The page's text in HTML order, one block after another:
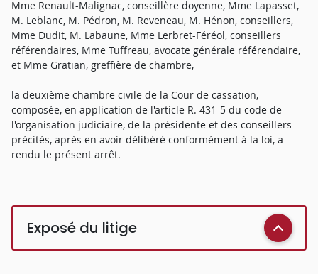
Mme Renault-Malignac, conseillère doyenne, Mme Lapasset,
M. Leblanc, M. Pédron, M. Reveneau, M. Hénon, conseillers,
Mme Dudit, M. Labaune, Mme Lerbret-Féréol, conseillers
référendaires, Mme Tuffreau, avocate générale référendaire,
et Mme Gratian, greffière de chambre,
la deuxième chambre civile de la Cour de cassation,
composée, en application de l'article R. 431-5 du code de
l'organisation judiciaire, de la présidente et des conseillers
précités, après en avoir délibéré conformément à la loi, a
rendu le présent arrêt.
Exposé du litige